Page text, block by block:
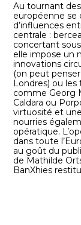
Au tournant
européenne se
d’influences
centrale :
concertant
elle impose un
innovations
(on peut
Londres) ou
comme Georg
Caldara ou
virtuosité et
nourries
opératique.
dans toute
au goût du
de Mathilde
BanXhies